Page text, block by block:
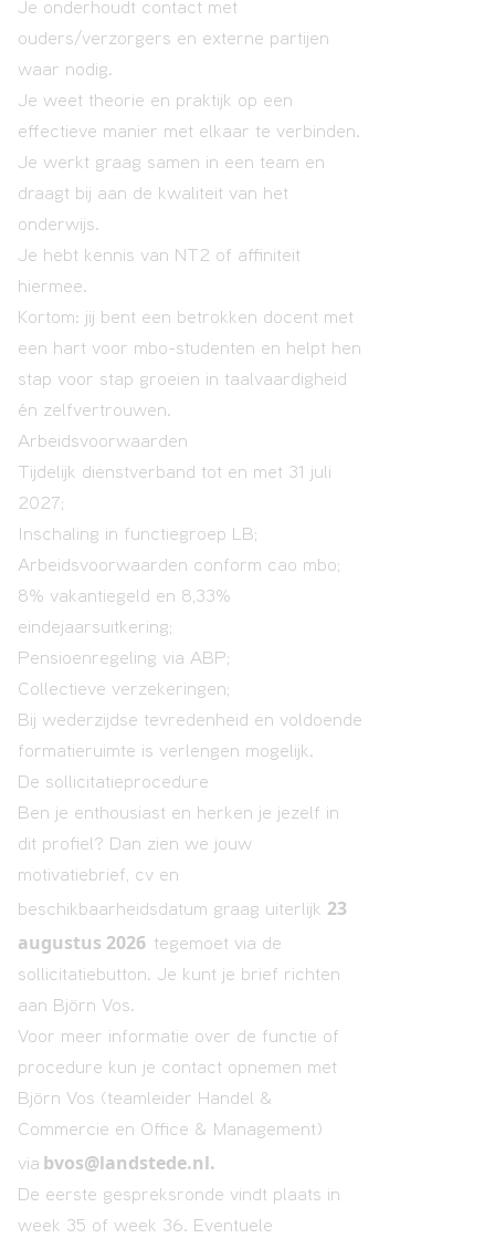
Je onderhoudt contact met
ouders/verzorgers en externe partijen
waar nodig.
Je weet theorie en praktijk op een
effectieve manier met elkaar te verbinden.
Je werkt graag samen in een team en
draagt bij aan de kwaliteit van het
onderwijs.
Je hebt kennis van NT2 of affiniteit
hiermee.
Kortom: jij bent een betrokken docent met
een hart voor mbo-studenten en helpt hen
stap voor stap groeien in taalvaardigheid
én zelfvertrouwen.
Arbeidsvoorwaarden
Tijdelijk dienstverband tot en met 31 juli
2027;
Inschaling in functiegroep LB;
Arbeidsvoorwaarden conform cao mbo;
8% vakantiegeld en 8,33%
eindejaarsuitkering;
Pensioenregeling via ABP;
Collectieve verzekeringen;
Bij wederzijdse tevredenheid en voldoende
formatieruimte is verlengen mogelijk.
De sollicitatieprocedure
Ben je enthousiast en herken je jezelf in
dit profiel? Dan zien we jouw
motivatiebrief, cv en
beschikbaarheidsdatum graag uiterlijk 23
augustus 2026 tegemoet via de
sollicitatiebutton. Je kunt je brief richten
aan Björn Vos.
Voor meer informatie over de functie of
procedure kun je contact opnemen met
Björn Vos (teamleider Handel &
Commercie en Office & Management)
via bvos@landstede.nl.
De eerste gespreksronde vindt plaats in
week 35 of week 36. Eventuele